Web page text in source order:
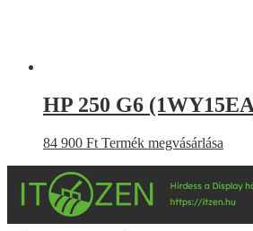
HP 250 G6
84 900 Ft Termék megvásárlása